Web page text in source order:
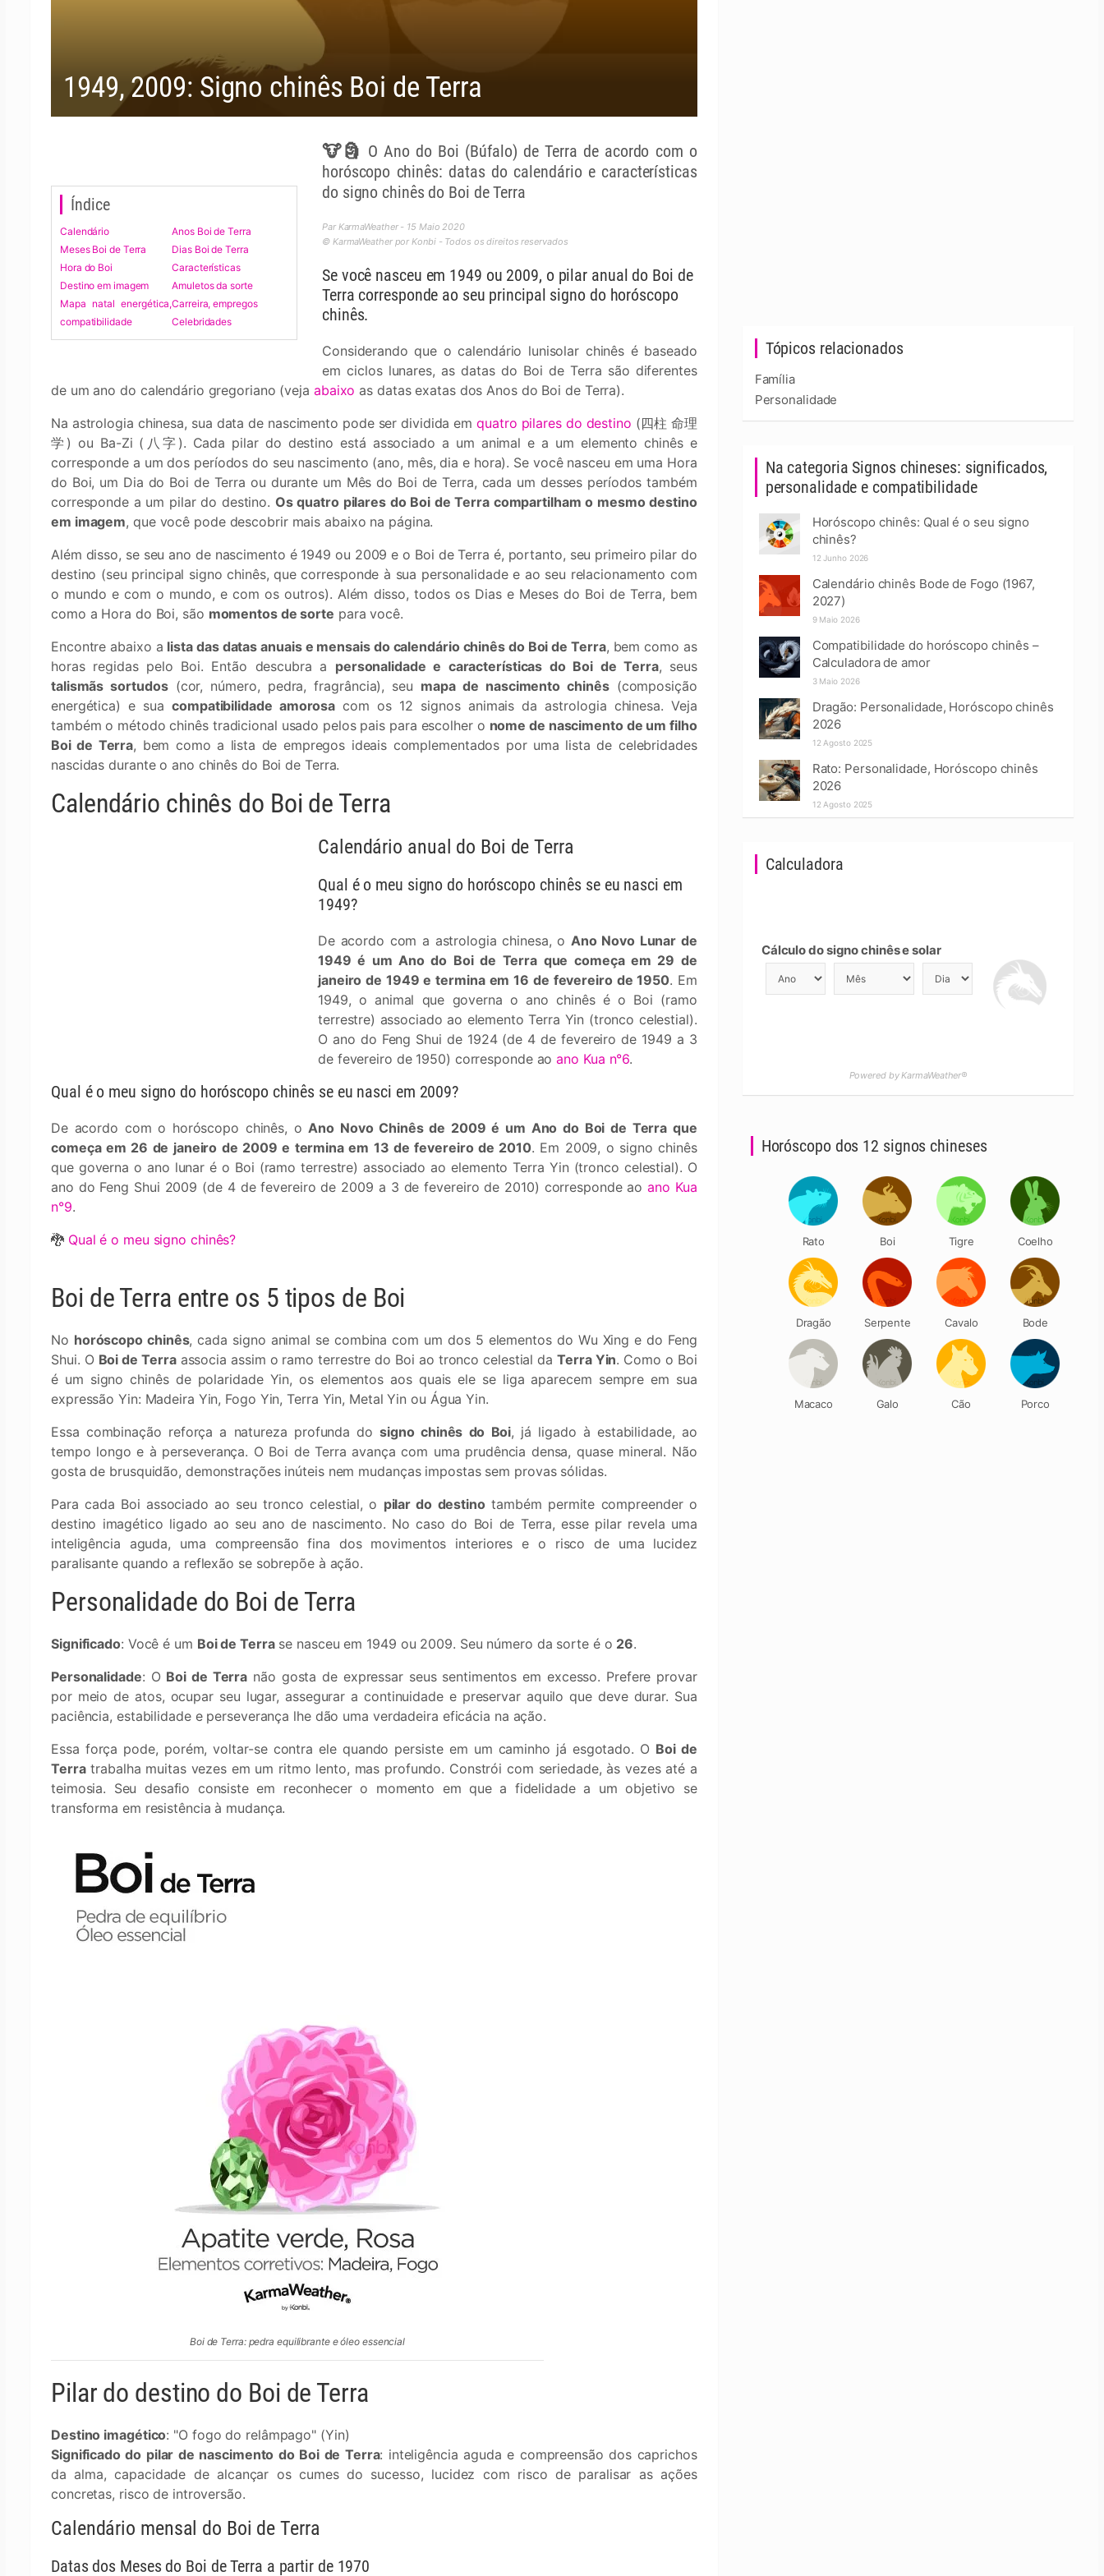
1949, 2009: Signo chinês Boi de Terra
Índice
Calendário
Anos Boi de Terra
Meses Boi de Terra
Dias Boi de Terra
Hora do Boi
Características
Destino em imagem
Amuletos da sorte
Mapa natal energética,
compatibilidade
Carreira, empregos
Celebridades
🐮🗿 O Ano do Boi (Búfalo) de Terra de acordo com o
horóscopo chinês: datas do calendário e características
do signo chinês do Boi de Terra
Par KarmaWeather - 15 Maio 2020
© KarmaWeather por Konbi - Todos os direitos reservados
Se você nasceu em 1949 ou 2009, o pilar anual do Boi de
Terra corresponde ao seu principal signo do horóscopo
chinês.
Considerando que o calendário lunisolar chinês é baseado
em ciclos lunares, as datas do Boi de Terra são diferentes
de um ano do calendário gregoriano (veja abaixo as datas exatas dos Anos do Boi de Terra).
Na astrologia chinesa, sua data de nascimento pode ser dividida emquatro pilares do destino (四柱 命理
学) ou Ba-Zi (八字). Cada pilar do destino está associado a um animal e a um elemento chinês e
corresponde a um dos períodos do seu nascimento (ano, mês, dia e hora). Se você nasceu em uma Hora
do Boi, um Dia do Boi de Terra ou durante um Mês do Boi de Terra, cada um desses períodos também
corresponde a um pilar do destino. Os quatro pilares do Boi de Terra compartilham o mesmo destino
em imagem, que você pode descobrir mais abaixo na página.
Além disso, se seu ano de nascimento é 1949 ou 2009 e o Boi de Terra é, portanto, seu primeiro pilar do
destino (seu principal signo chinês, que corresponde à sua personalidade e ao seu relacionamento com
o mundo e com o mundo, e com os outros). Além disso, todos os Dias e Meses do Boi de Terra, bem
como a Hora do Boi, são momentos de sorte para você.
Encontre abaixo a lista das datas anuais e mensais do calendário chinês do Boi de Terra, bem como as
horas regidas pelo Boi. Então descubra a personalidade e características do Boi de Terra, seus
talismãs sortudos(cor, número, pedra, fragrância), seu mapa de nascimento chinês(composição
energética) e suacompatibilidade amorosa com os 12 signos animais da astrologia chinesa. Veja
também o método chinês tradicional usado pelos pais para escolher o nome de nascimento de um filho
Boi de Terra, bem como a lista de empregos ideais complementados por uma lista de celebridades
nascidas durante o ano chinês do Boi de Terra.
Calendário chinês do Boi de Terra
Calendário anual do Boi de Terra
Qual é o meu signo do horóscopo chinês se eu nasci em
1949?
De acordo com a astrologia chinesa, o Ano Novo Lunar de
1949 é um Ano do Boi de Terra que começa em 29 de
janeiro de 1949 e termina em 16 de fevereiro de 1950. Em
1949, o animal que governa o ano chinês é o Boi (ramo
terrestre) associado ao elemento Terra Yin (tronco celestial).
O ano do Feng Shui de 1924 (de 4 de fevereiro de 1949 a 3
de fevereiro de 1950) corresponde aoano Kua n°6.
Qual é o meu signo do horóscopo chinês se eu nasci em 2009?
De acordo com o horóscopo chinês, oAno Novo Chinês de 2009 é um Ano do Boi de Terra que
começa em 26 de janeiro de 2009 e termina em 13 de fevereiro de 2010. Em 2009, o signo chinês
que governa o ano lunar é o Boi (ramo terrestre) associado ao elemento Terra Yin (tronco celestial). O
ano do Feng Shui 2009 (de 4 de fevereiro de 2009 a 3 de fevereiro de 2010) corresponde aoano Kua
n°9.
🐉 Qual é o meu signo chinês?
Boi de Terra entre os 5 tipos de Boi
No horóscopo chinês, cada signo animal se combina com um dos 5 elementos do Wu Xing e do Feng
Shui. O Boi de Terraassocia assim o ramo terrestre do Boi ao tronco celestial daTerra Yin. Como o Boi
é um signo chinês de polaridade Yin, os elementos aos quais ele se liga aparecem sempre em sua
expressão Yin: Madeira Yin, Fogo Yin, Terra Yin, Metal Yin ou Água Yin.
Essa combinação reforça a natureza profunda dosigno chinês do Boi, já ligado à estabilidade, ao
tempo longo e à perseverança. O Boi de Terra avança com uma prudência densa, quase mineral. Não
gosta de brusquidão, demonstrações inúteis nem mudanças impostas sem provas sólidas.
Para cada Boi associado ao seu tronco celestial, o pilar do destinotambém permite compreender o
destino imagético ligado ao seu ano de nascimento. No caso do Boi de Terra, esse pilar revela uma
inteligência aguda, uma compreensão fina dos movimentos interiores e o risco de uma lucidez
paralisante quando a reflexão se sobrepõe à ação.
Personalidade do Boi de Terra
Significado: Você é um Boi de Terrase nasceu em 1949 ou 2009. Seu número da sorte é o 26.
Personalidade: O Boi de Terra não gosta de expressar seus sentimentos em excesso. Prefere provar
por meio de atos, ocupar seu lugar, assegurar a continuidade e preservar aquilo que deve durar. Sua
paciência, estabilidade e perseverança lhe dão uma verdadeira eficácia na ação.
Essa força pode, porém, voltar-se contra ele quando persiste em um caminho já esgotado. O Boi de
Terratrabalha muitas vezes em um ritmo lento, mas profundo. Constrói com seriedade, às vezes até a
teimosia. Seu desafio consiste em reconhecer o momento em que a fidelidade a um objetivo se
transforma em resistência à mudança.
Boi de Terra: pedra equilibrante e óleo essencial
Pilar do destino do Boi de Terra
Destino imagético: "O fogo do relâmpago" (Yin)
Significado do pilar de nascimento do Boi de Terra: inteligência aguda e compreensão dos caprichos
da alma, capacidade de alcançar os cumes do sucesso, lucidez com risco de paralisar as ações
concretas, risco de introversão.
Calendário mensal do Boi de Terra
Datas dos Meses do Boi de Terra a partir de 1970
Tópicos relacionados
Família
Personalidade
Na categoria Signos chineses: significados,
personalidade e compatibilidade
Horóscopo chinês: Qual é o seu signo
chinês?
12 Junho 2026
Calendário chinês Bode de Fogo (1967,
2027)
9 Maio 2026
Compatibilidade do horóscopo chinês –
Calculadora de amor
3 Maio 2026
Dragão: Personalidade, Horóscopo chinês
2026
12 Agosto 2025
Rato: Personalidade, Horóscopo chinês
2026
12 Agosto 2025
Calculadora
Cálculo do signo chinês e solar
Powered by KarmaWeather®
Horóscopo dos 12 signos chineses
Rato Boi Tigre Coelho
Dragão Serpente Cavalo Bode
Macaco Galo Cão Porco